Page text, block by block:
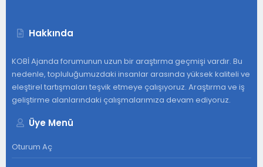
Hakkında
KOBİ Ajanda forumunun uzun bir araştırma geçmişi vardır. Bu
nedenle, topluluğumuzdaki insanlar arasında yüksek kaliteli ve
eleştirel tartışmaları teşvik etmeye çalışıyoruz. Araştırma ve iş
geliştirme alanlarındaki çalışmalarımıza devam ediyoruz.
Üye Menü
Oturum Aç